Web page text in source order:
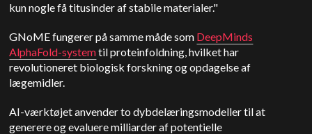
kun nogle få titusinder af stabile materialer."
GNoME fungerer på samme måde som DeepMinds
AlphaFold-systemtil proteinfoldning, hvilket har
revolutioneret biologisk forskning og opdagelse af
lægemidler.
AI-værktøjet anvender to dybdelæringsmodeller til at
generere og evaluere milliarder af potentielle